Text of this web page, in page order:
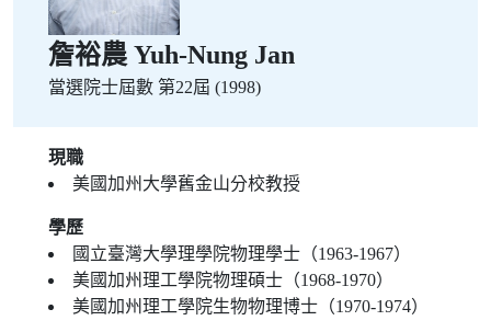
詹裕農 Yuh-Nung Jan
當選院士屆數 第22屆 (1998)
現職
美國加州大學舊金山分校教授
學歷
國立臺灣大學理學院物理學士（1963-1967）
美國加州理工學院物理碩士（1968-1970）
美國加州理工學院生物物理博士（1970-1974）